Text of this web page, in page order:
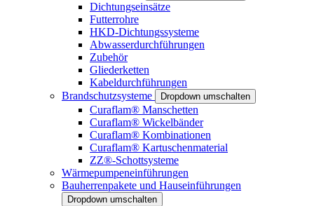
Dichtungseinsätze
Futterrohre
HKD-Dichtungssysteme
Abwasserdurchführungen
Zubehör
Gliederketten
Kabeldurchführungen
Brandschutzsysteme
Dropdown umschalten
Curaflam® Manschetten
Curaflam® Wickelbänder
Curaflam® Kombinationen
Curaflam® Kartuschenmaterial
ZZ®-Schottsysteme
Wärmepumpeneinführungen
Bauherrenpakete und Hauseinführungen
Dropdown umschalten